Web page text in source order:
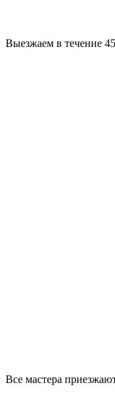
Выезжаем в течение
Все мастера